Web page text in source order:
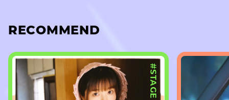
RECOMMEND
#STAGE